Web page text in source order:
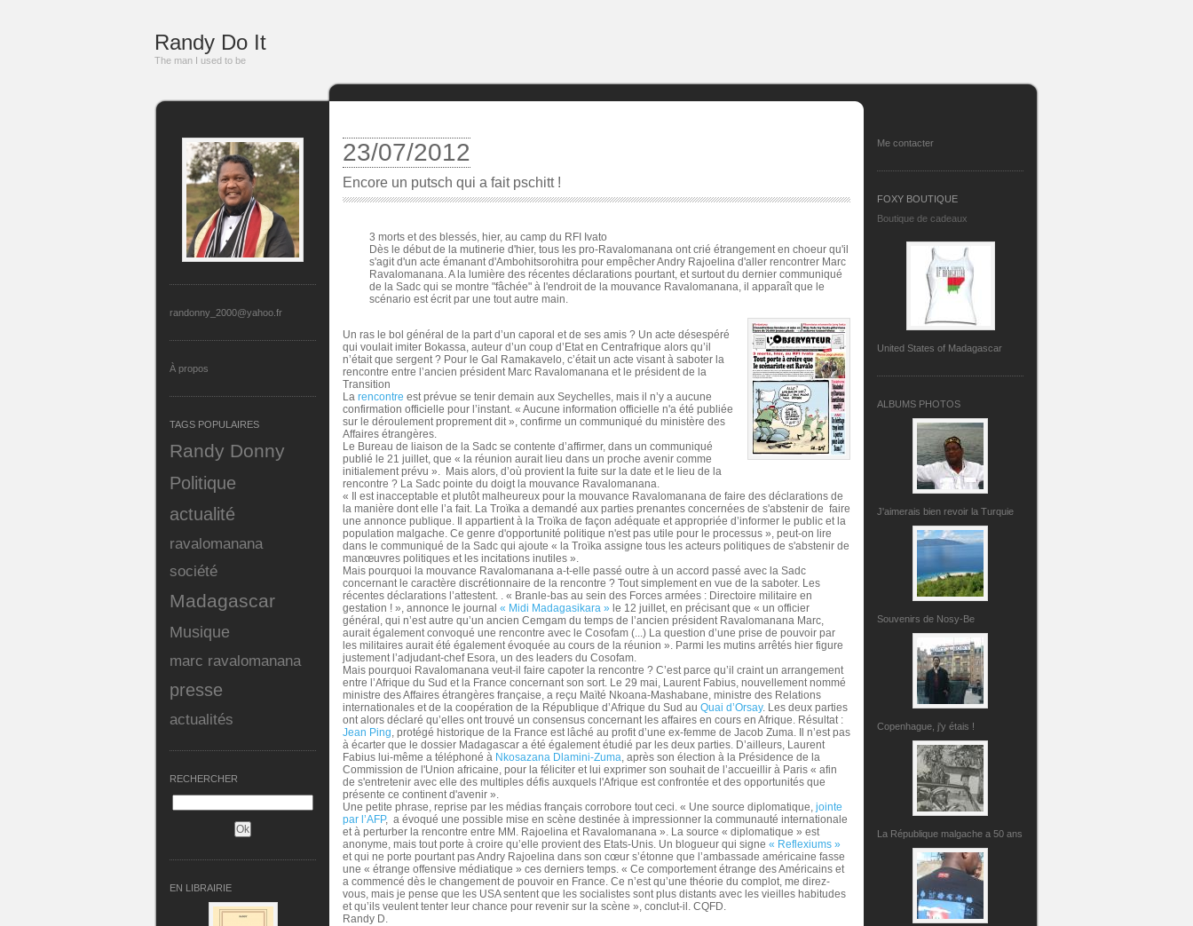
Randy Do It
The man I used to be
randonny_2000@yahoo.fr
À propos
TAGS POPULAIRES
Randy Donny
Politique
actualité
ravalomanana
société
Madagascar
Musique
marc ravalomanana
presse
actualités
RECHERCHER
EN LIBRAIRIE
Me contacter
FOXY BOUTIQUE
Boutique de cadeaux
United States of Madagascar
ALBUMS PHOTOS
J'aimerais bien revoir la Turquie
Souvenirs de Nosy-Be
Copenhague, j'y étais !
La République malgache a 50 ans
23/07/2012
Encore un putsch qui a fait pschitt !
3 morts et des blessés, hier, au camp du RFI Ivato
Dès le début de la mutinerie d'hier, tous les pro-Ravalomanana ont crié étrangement en choeur qu'il
s'agit d'un acte émanant d'Ambohitsorohitra pour empêcher Andry Rajoelina d'aller rencontrer Marc
Ravalomanana. A la lumière des récentes déclarations pourtant, et surtout du dernier communiqué
de la Sadc qui se montre "fâchée" à l'endroit de la mouvance Ravalomanana, il apparaît que le
scénario est écrit par une tout autre main.
Un ras le bol général de la part d’un caporal et de ses amis ? Un acte désespéré
qui voulait imiter Bokassa, auteur d’un coup d’Etat en Centrafrique alors qu’il
n’était que sergent ? Pour le Gal Ramakavelo, c’était un acte visant à saboter la
rencontre entre l’ancien président Marc Ravalomanana et le président de la
Transition
La rencontre est prévue se tenir demain aux Seychelles, mais il n’y a aucune
confirmation officielle pour l’instant. « Aucune information officielle n'a été publiée
sur le déroulement proprement dit », confirme un communiqué du ministère des
Affaires étrangères.
Le Bureau de liaison de la Sadc se contente d’affirmer, dans un communiqué
publié le 21 juillet, que « la réunion aurait lieu dans un proche avenir comme
initialement prévu ». Mais alors, d’où provient la fuite sur la date et le lieu de la
rencontre ? La Sadc pointe du doigt la mouvance Ravalomanana.
« Il est inacceptable et plutôt malheureux pour la mouvance Ravalomanana de faire des déclarations de
la manière dont elle l’a fait. La Troïka a demandé aux parties prenantes concernées de s'abstenir de faire
une annonce publique. Il appartient à la Troïka de façon adéquate et appropriée d’informer le public et la
population malgache. Ce genre d'opportunité politique n'est pas utile pour le processus », peut-on lire
dans le communiqué de la Sadc qui ajoute « la Troïka assigne tous les acteurs politiques de s'abstenir de
manœuvres politiques et les incitations inutiles ».
Mais pourquoi la mouvance Ravalomanana a-t-elle passé outre à un accord passé avec la Sadc
concernant le caractère discrétionnaire de la rencontre ? Tout simplement en vue de la saboter. Les
récentes déclarations l’attestent. . « Branle-bas au sein des Forces armées : Directoire militaire en
gestation ! », annonce le journal « Midi Madagasikara » le 12 juillet, en précisant que « un officier
général, qui n’est autre qu’un ancien Cemgam du temps de l’ancien président Ravalomanana Marc,
aurait également convoqué une rencontre avec le Cosofam (...) La question d’une prise de pouvoir par
les militaires aurait été également évoquée au cours de la réunion ». Parmi les mutins arrêtés hier figure
justement l’adjudant-chef Esora, un des leaders du Cosofam.
Mais pourquoi Ravalomanana veut-il faire capoter la rencontre ? C’est parce qu’il craint un arrangement
entre l’Afrique du Sud et la France concernant son sort. Le 29 mai, Laurent Fabius, nouvellement nommé
ministre des Affaires étrangères française, a reçu Maïté Nkoana-Mashabane, ministre des Relations
internationales et de la coopération de la République d’Afrique du Sud au Quai d’Orsay. Les deux parties
ont alors déclaré qu’elles ont trouvé un consensus concernant les affaires en cours en Afrique. Résultat :
Jean Ping, protégé historique de la France est lâché au profit d’une ex-femme de Jacob Zuma. Il n’est pas
à écarter que le dossier Madagascar a été également étudié par les deux parties. D’ailleurs, Laurent
Fabius lui-même a téléphoné à Nkosazana Dlamini-Zuma, après son élection à la Présidence de la
Commission de l'Union africaine, pour la féliciter et lui exprimer son souhait de l’accueillir à Paris « afin
de s'entretenir avec elle des multiples défis auxquels l'Afrique est confrontée et des opportunités que
présente ce continent d'avenir ».
Une petite phrase, reprise par les médias français corrobore tout ceci. « Une source diplomatique, jointe
par l’AFP, a évoqué une possible mise en scène destinée à impressionner la communauté internationale
et à perturber la rencontre entre MM. Rajoelina et Ravalomanana ». La source « diplomatique » est
anonyme, mais tout porte à croire qu’elle provient des Etats-Unis. Un blogueur qui signe « Reflexiums »
et qui ne porte pourtant pas Andry Rajoelina dans son cœur s’étonne que l’ambassade américaine fasse
une « étrange offensive médiatique » ces derniers temps. « Ce comportement étrange des Américains et
a commencé dès le changement de pouvoir en France. Ce n’est qu’une théorie du complot, me direz-
vous, mais je pense que les USA sentent que les socialistes sont plus distants avec les vieilles habitudes
et qu’ils veulent tenter leur chance pour revenir sur la scène », conclut-il. CQFD.
Randy D.